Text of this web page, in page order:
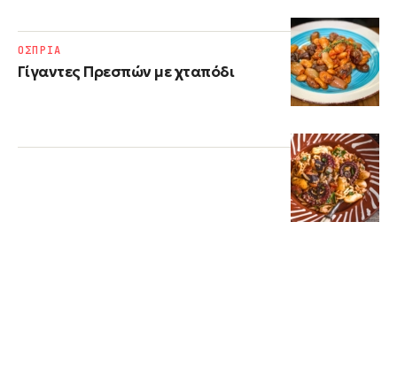
Γίγαντες Πρεσπών με χταπόδι
ΟΣΠΡΙΑ